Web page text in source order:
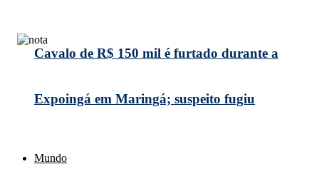
Cavalo de R$ 150 mil é furtado durante a
Expoingá em Maringá; suspeito fugiu
Mundo